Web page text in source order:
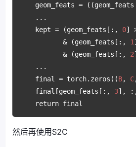
geom_feats =
    ...
    kept = (geom_feats[:,
0]
           & (geom_feats[:,
1
           & (geom_feats[:,
2
    ...
    final = torch.zeros((
B, C
    final[geom_feats[:,
3], :,
    return final
然后再使用S2C